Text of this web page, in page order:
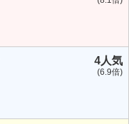
4人気
(6.9倍)